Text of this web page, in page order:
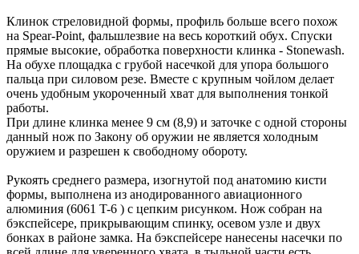
Клинок стреловидной формы, профиль больше всего похож
на Spear-Point, фальшлезвие на весь короткий обух. Спуски
прямые высокие, обработка поверхности клинка - Stonewash.
На обухе площадка с грубой насечкой для упора большого
пальца при силовом резе. Вместе с крупным чойлом делает
очень удобным укороченный хват для выполнения тонкой
работы.
При длине клинка менее 9 см (8,9) и заточке с одной стороны
данный нож по Закону об оружии не является холодным
оружием и разрешен к свободному обороту.
Рукоять среднего размера, изогнутой под анатомию кисти
формы, выполнена из анодированного авиационного
алюминия (6061 T-6 ) с цепким рисунком. Нож собран на
бэкспейсере, прикрывающим спинку, осевом узле и двух
бонках в районе замка. На бэкспейсере нанесены насечки по